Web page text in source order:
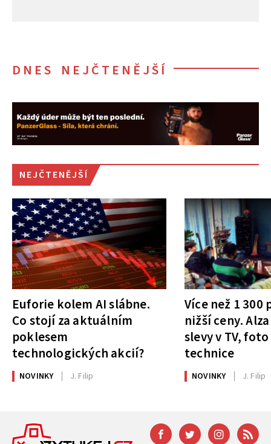
DNES NEJČTENĚJŠÍ
NEJČTENĚJŠÍ
Euforie kolem AI slábne.
Co stojí za aktuálním
poklesem
technologických akcií?
NOVINKY J. Filip
Více než 1
nižší ceny.
slevy v TV,
technice
NOVINKY J. Filip